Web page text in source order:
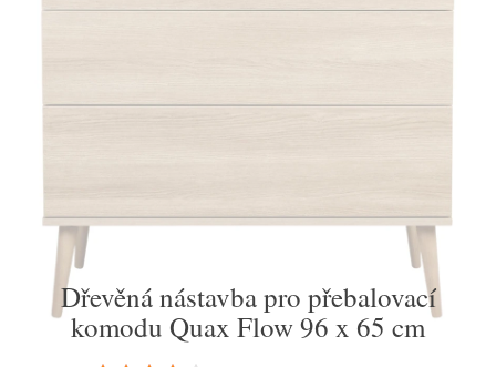
Dřevěná nástavba pro přebalovací
komodu Quax Flow 96 x 65 cm